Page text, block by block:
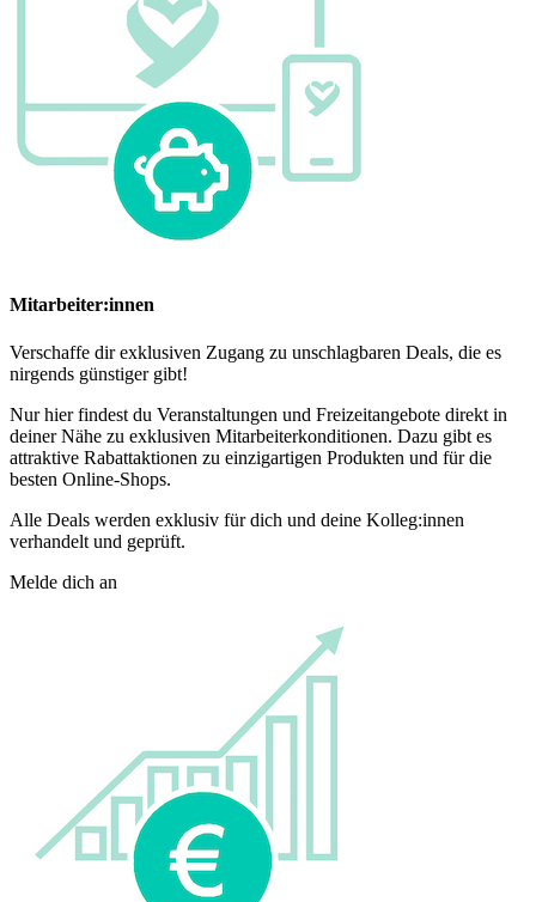
Mitarbeiter:innen
Verschaffe dir exklusiven Zugang zu unschlagbaren Deals, die es
nirgends günstiger gibt!
Nur hier findest du Veranstaltungen und Freizeitangebote direkt in
deiner Nähe zu exklusiven Mitarbeiterkonditionen. Dazu gibt es
attraktive Rabattaktionen zu einzigartigen Produkten und für die
besten Online-Shops.
Alle Deals werden exklusiv für dich und deine Kolleg:innen
verhandelt und geprüft.
Melde dich an